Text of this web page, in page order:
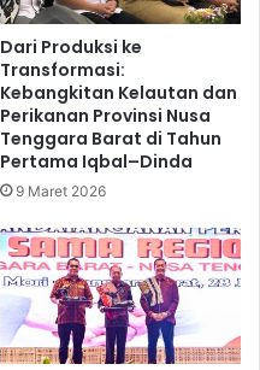
Dari Produksi ke
Transformasi:
Kebangkitan Kelautan dan
Perikanan Provinsi Nusa
Tenggara Barat di Tahun
Pertama Iqbal–Dinda
9 Maret 2026